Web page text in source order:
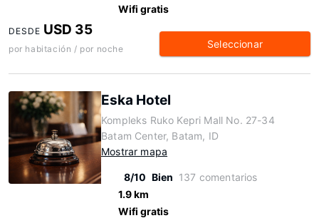
Wifi gratis
DESDE USD 35
por habitación / por noche Seleccionar
Eska Hotel
Kompleks Ruko Kepri Mall No. 27-34
Batam Center, Batam, ID
Mostrar mapa
8/10 Bien 137 comentarios
1.9 km
Wifi gratis